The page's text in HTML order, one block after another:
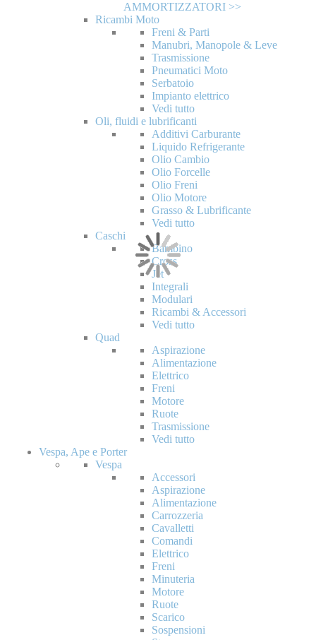
AMMORTIZZATORI >>
Ricambi Moto
Freni & Parti
Manubri, Manopole & Leve
Trasmissione
Pneumatici Moto
Serbatoio
Impianto elettrico
Vedi tutto
Oli, fluidi e lubrificanti
Additivi Carburante
Liquido Refrigerante
Olio Cambio
Olio Forcelle
Olio Freni
Olio Motore
Grasso & Lubrificante
Vedi tutto
Caschi
Bambino
Cross
Jet
Integrali
Modulari
Ricambi & Accessori
Vedi tutto
Quad
Aspirazione
Alimentazione
Elettrico
Freni
Motore
Ruote
Trasmissione
Vedi tutto
Vespa, Ape e Porter
Vespa
Accessori
Aspirazione
Alimentazione
Carrozzeria
Cavalletti
Comandi
Elettrico
Freni
Minuteria
Motore
Ruote
Scarico
Sospensioni